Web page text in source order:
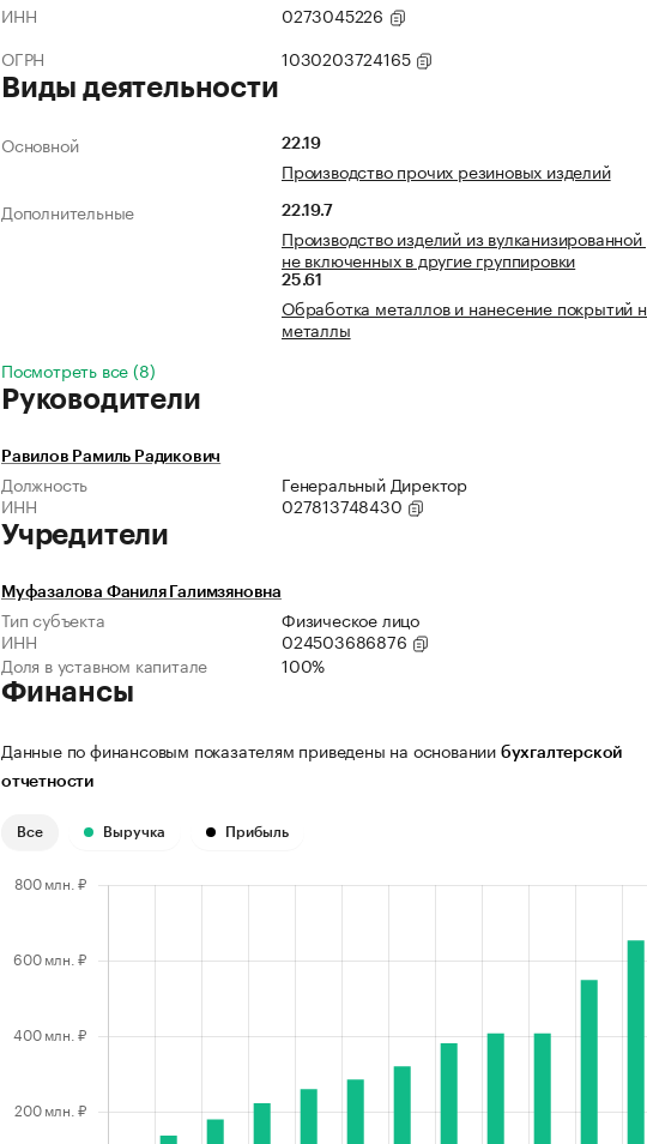
ИНН
0273045226
ОГРН
1030203724165
Виды деятельности
Основной 22.19
Производство прочих резиновых изделий
Дополнительные
22.19.7
Производство изделий из
не включенных в другие группировки
25.61
Обработка металлов и нанесение покрытий
металлы
Посмотреть все (8)
Руководители
Равилов Рамиль Радикович
Должность
Генеральный Директор
ИНН
027813748430
Учредители
Муфазалова Фаниля Галимзяновна
Тип субъекта
Физическое лицо
ИНН
024503686876
Доля в уставном капитале
100%
Финансы
Данные по финансовым показателям приведены на основании бухгалтерской
отчетности
Все Выручка Прибыль